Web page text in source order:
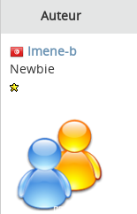
Auteur
Imene-b
Newbie